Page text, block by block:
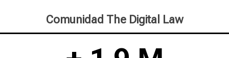
Comunidad The Digital Law